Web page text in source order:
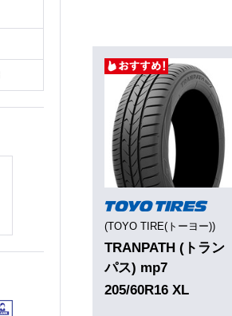
(TOYO TIRE(トーヨー))
TRANPATH (トラン
パス) mp7
205/60R16 XL